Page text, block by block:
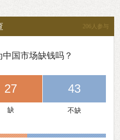
206人参与
中国市场缺钱吗？
27
缺
43
不缺